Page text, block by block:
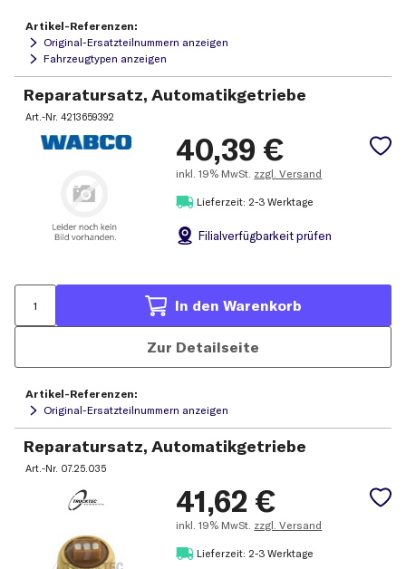
Artikel-Referenzen:
Original-Ersatzteilnummern anzeigen
Fahrzeugtypen anzeigen
Reparatursatz, Automatikgetriebe
Art.-Nr.4213659392
40,39 €
inkl. 19% MwSt. zzgl. Versand
Lieferzeit: 2-3 Werktage
Filialverfügbarkeit prüfen
In den Warenkorb
Zur Detailseite
Artikel-Referenzen:
Original-Ersatzteilnummern anzeigen
Reparatursatz, Automatikgetriebe
Art.-Nr. 07.25.035
41,62 €
inkl. 19% MwSt. zzgl. Versand
Lieferzeit: 2-3 Werktage